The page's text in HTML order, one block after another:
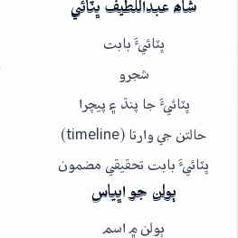
شاھ عبداللطيف ڀٽائي
ڀٽائيءَ بابت
شجرو
ڀٽائيءَ جا پنڌ ۽ پيچرا
حالتن جي وارتا (timeline)
ڀٽائيءَ بابت تحقيقي مضمون
ٻولن جو اڀياس
ٻولن ۾ اسم